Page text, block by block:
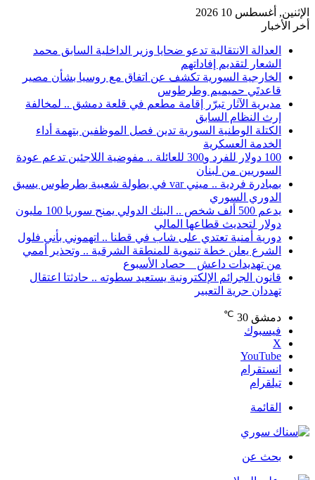
الإثنين, أغسطس 10 2026
أخر الأخبار
العدالة الانتقالية تدعو ضحايا وزير الداخلية السابق محمد
الشعار لتقديم إفاداتهم
الخارجية السورية تكشف عن اتفاق مع روسيا بشأن مصير
قاعدتَي حميميم وطرطوس
مديرية الآثار تبرّر إقامة مطعم في قلعة دمشق .. لمخالفة
إرث النظام السابق
الكتلة الوطنية السورية تدين فصل الموظفين بتهمة أداء
الخدمة العسكرية
100 دولار للفرد و300 للعائلة .. مفوضية اللاجئين تدعم عودة
السوريين من لبنان
بمبادرة فردية .. ميني var في بطولة شعبية بطرطوس يسبق
الدوري السوري
يدعم 500 ألف شخص .. البنك الدولي يمنح سوريا 100 مليون
دولار لتحديث قطاعها المالي
دورية أمنية تعتدي على شاب في قطنا .. اتهموني بأني فلول
الشرع يعلن خطة تنموية للمنطقة الشرقية .. وتحذير أممي
من تهديدات داعش _ حصاد الأسبوع
قانون الجرائم الإلكترونية يستعيد سطوته .. حادثتا اعتقال
تهددان حرية التعبير
دمشق 30
℃
فيسبوك
‫X
‫YouTube
انستقرام
تيلقرام
القائمة
بحث عن